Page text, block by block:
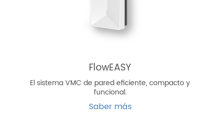
FlowEASY
El sistema VMC de pared eficiente, compacto y
funcional.
Saber más